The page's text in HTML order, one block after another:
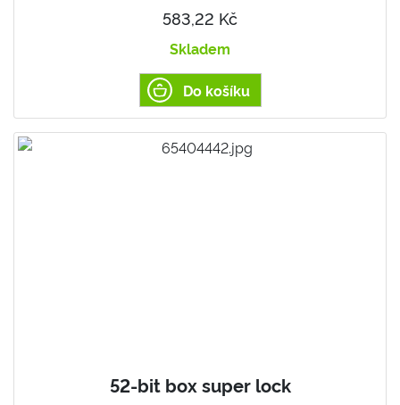
583,22 Kč
Skladem
Do košíku
52-bit box super lock